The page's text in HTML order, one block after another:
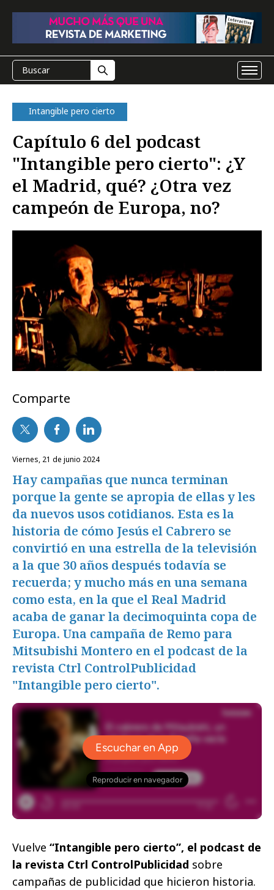
Intangible pero cierto
Capítulo 6 del podcast
"Intangible pero cierto": ¿Y
el Madrid, qué? ¿Otra vez
campeón de Europa, no?
Comparte
viernes, 21 de junio 2024
Hay campañas que nunca terminan
porque la gente se apropia de ellas y les
da nuevos usos cotidianos. Esta es la
historia de cómo Jesús el Cabrero se
convirtió en una estrella de la televisión
a la que 30 años después todavía se
recuerda; y mucho más en una semana
como esta, en la que el Real Madrid
acaba de ganar la decimoquinta copa de
Europa. Una campaña de Remo para
Mitsubishi Montero en el podcast de la
revista Ctrl ControlPublicidad
"Intangible pero cierto".
Vuelve “Intangible pero cierto”, el podcast de
la revista Ctrl ControlPublicidad sobre
campañas de publicidad que hicieron historia.